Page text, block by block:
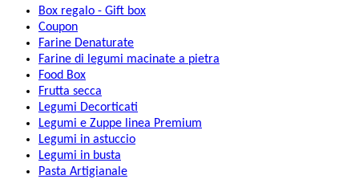
Box regalo - Gift box
Coupon
Farine Denaturate
Farine di legumi macinate a pietra
Food Box
Frutta secca
Legumi Decorticati
Legumi e Zuppe linea Premium
Legumi in astuccio
Legumi in busta
Pasta Artigianale